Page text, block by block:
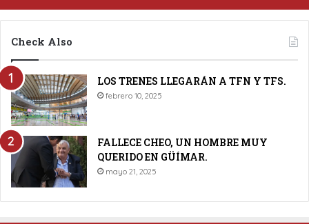
Check Also
LOS TRENES LLEGARÁN A TFN Y TFS.
febrero 10, 2025
FALLECE CHEO, UN HOMBRE MUY
QUERIDO EN GÜÍMAR.
mayo 21, 2025